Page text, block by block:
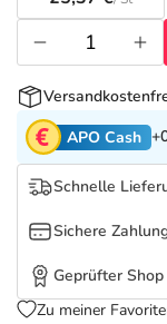
Tierapotheke
Vitamine &
Marken
Salus Deals
APO Cash
Schnelle
Sichere
Geprüfter Shop
Zu meiner